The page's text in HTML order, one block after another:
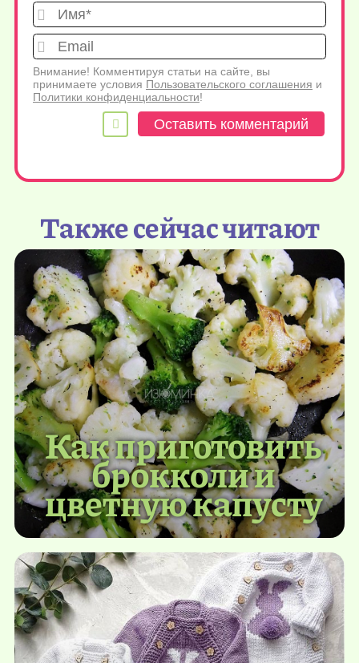
Имя*
Внимание! Комментируя статьи на сайте, вы
принимаете условия Пользовательского соглашения и
Политики конфиденциальности!
Также сейчас читают
Как приготовить
брокколи и
цветную капусту